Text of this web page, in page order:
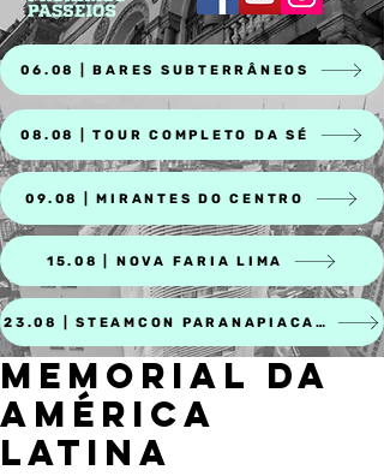
06.08 | BARES SUBTERRÂNEOS
08.08 | TOUR COMPLETO DA SÉ
09.08 | MIRANTES DO CENTRO
15.08 | NOVA FARIA LIMA
23.08 | STEAMCON PARANAPIACABA
MEMORIAL DA
AMÉRICA
LATINA